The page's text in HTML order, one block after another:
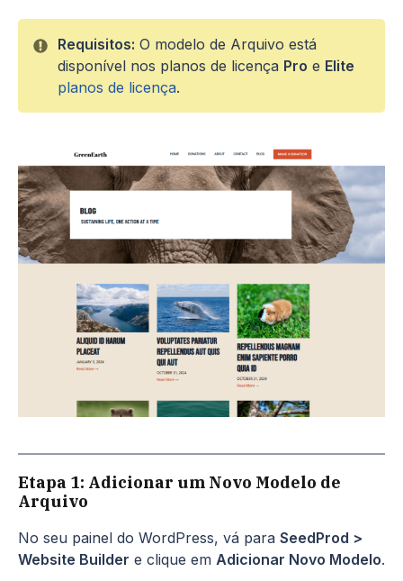
Requisitos: O modelo de Arquivo está
disponível nos planos de licença Pro e Elite
planos de licença.
Etapa 1: Adicionar um Novo Modelo de
Arquivo
No seu painel do WordPress, vá para SeedProd >
Website Builder e clique em Adicionar Novo Modelo.